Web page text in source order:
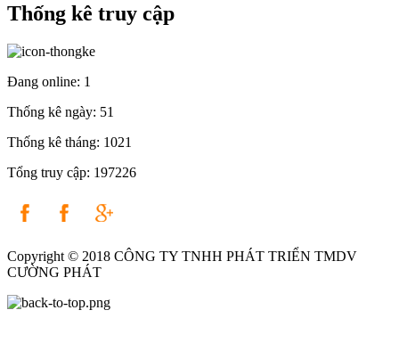
Thống kê truy cập
Đang online: 1
Thống kê ngày: 51
Thống kê tháng: 1021
Tổng truy cập: 197226
Copyright © 2018 CÔNG TY TNHH PHÁT TRIỂN TMDV
CƯỜNG PHÁT